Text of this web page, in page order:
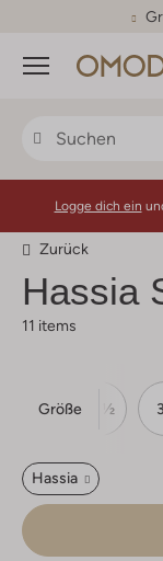
Menü
Logge dich ein
Zurück
Hassia
11 items
Größe
37 37½
Hassia